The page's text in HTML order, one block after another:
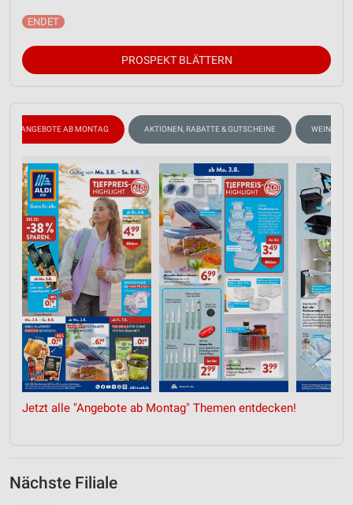
PROSPEKT BLÄTTERN
ANGEBOTE AB MONTAG AKTIONEN, RABATTE & GUTSCHEINE WEIN
Jetzt alle "Angebote ab Montag" Themen entdecken!
Nächste Filiale